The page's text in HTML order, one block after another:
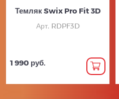
Темляк Swix Pro Fit 3D
Арт. RDPF3D
1 990 руб.